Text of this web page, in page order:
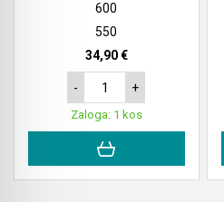
600
550
34,90 €
- +
Zaloga: 1 kos